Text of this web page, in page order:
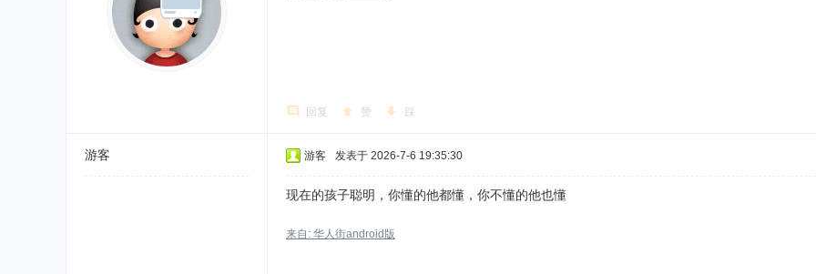
回复 赞 踩
游客 游客 发表于 2026-7-6 19:35:30
现在的孩子聪明，你懂的他都懂，你不懂的他也懂
来自: 华人街android版